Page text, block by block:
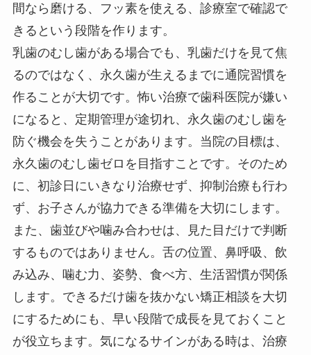
間なら磨ける、フッ素を使える、診療室で確認で
きるという段階を作ります。
乳歯のむし歯がある場合でも、乳歯だけを見て焦
るのではなく、永久歯が生えるまでに通院習慣を
作ることが大切です。怖い治療で歯科医院が嫌い
になると、定期管理が途切れ、永久歯のむし歯を
防ぐ機会を失うことがあります。当院の目標は、
永久歯のむし歯ゼロを目指すことです。そのため
に、初診日にいきなり治療せず、抑制治療も行わ
ず、お子さんが協力できる準備を大切にします。
また、歯並びや噛み合わせは、見た目だけで判断
するものではありません。舌の位置、鼻呼吸、飲
み込み、噛む力、姿勢、食べ方、生活習慣が関係
します。できるだけ歯を抜かない矯正相談を大切
にするためにも、早い段階で成長を見ておくこと
が役立ちます。気になるサインがある時は、治療